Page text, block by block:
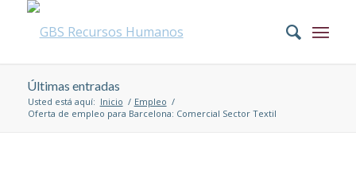
Últimas entradas
Usted está aquí: Inicio / Empleo /
Oferta de empleo para Barcelona: Comercial Sector Textil